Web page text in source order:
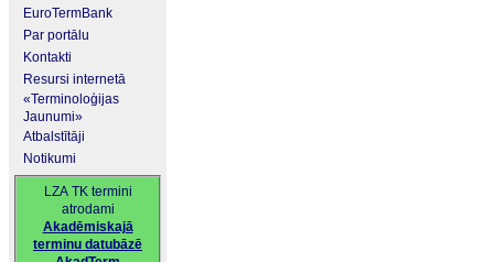
EuroTermBank
Par portālu
Kontakti
Resursi internetā
«Terminoloģijas
Jaunumi»
Atbalstītāji
Notikumi
LZA TK termini
atrodami
Akadēmiskajā
terminu datubāzē